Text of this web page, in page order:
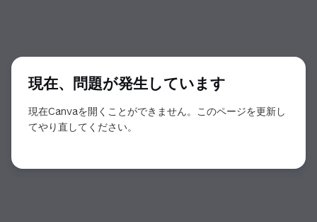
現在、問題が発生しています
現在Canvaを開くことができません。このページを更新し
てやり直してください。